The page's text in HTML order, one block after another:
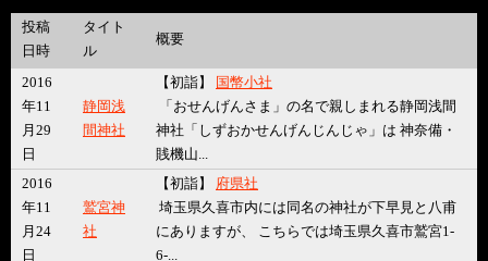
投稿
日時
タイト
ル
概要
2016
年11
月29
日
静岡浅
間神社
【初詣】
国幣小社
「おせんげんさま」の名で親しまれる静岡浅間
神社「しずおかせんげんじんじゃ」は 神奈備・
賎機山...
2016
年11
月24
日
鷲宮神
社
【初詣】 府県社
埼玉県久喜市内には同名の神社が下早見と八甫
にありますが、 こちらでは埼玉県久喜市鷲宮1-
6-...